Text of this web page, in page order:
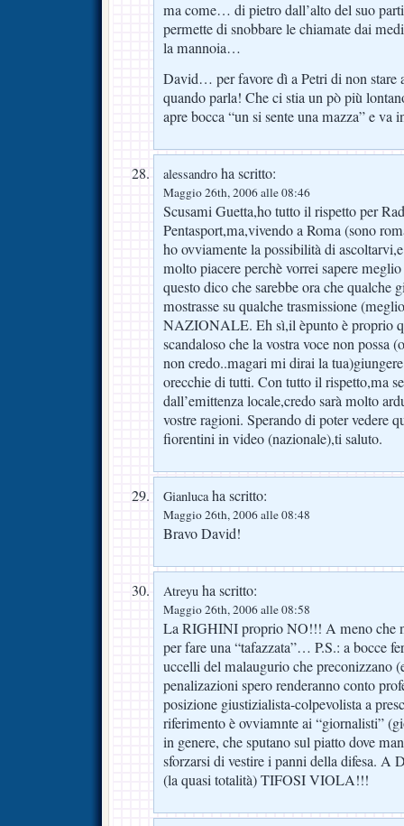
ma come… di pietro dall’alto del suo
permette di snobbare le chiamate dai
la mannoia…
David… per favore dì a Petri di non stare
quando parla! Che ci stia un pò più
apre bocca “un si sente una mazza” e
alessandro ha scritto:
Maggio 26th, 2006 alle 08:46
Scusami Guetta,ho tutto il rispetto per
Pentasport,ma,vivendo a Roma (sono
ho ovviamente la possibilità di
molto piacere perchè vorrei sapere
questo dico che sarebbe ora che qualche
mostrasse su qualche trasmissione
NAZIONALE. Eh sì,il èpunto è proprio
scandaloso che la vostra voce non possa
non credo..magari mi dirai la
orecchie di tutti. Con tutto il rispetto,ma
dall’emittenza locale,credo sarà molto
vostre ragioni. Sperando di poter vedere
fiorentini in video (nazionale),ti saluto.
Gianlucaha scritto:
Maggio 26th, 2006 alle 08:48
Bravo David!
Atreyu ha scritto:
Maggio 26th, 2006 alle 08:58
La RIGHINI proprio NO!!! A meno che
per fare una “tafazzata”… P.S.: a bocce
uccelli del malaugurio che preconizzano
penalizazioni spero renderanno conto
posizione giustizialista-colpevolista a
riferimento è ovviamnte ai “giornalisti”
in genere, che sputano sul piatto dove
sforzarsi di vestire i panni della difesa.
(la quasi totalità) TIFOSI VIOLA!!!